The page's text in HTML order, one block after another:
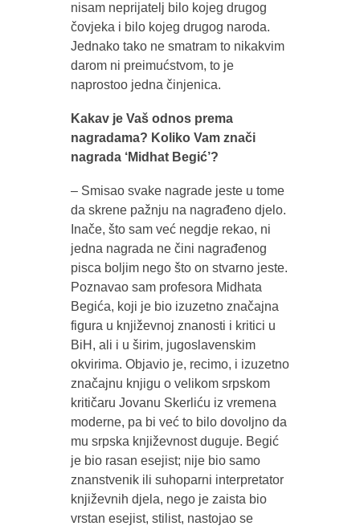
nisam neprijatelj bilo kojeg drugog
čovjeka i bilo kojeg drugog naroda.
Jednako tako ne smatram to nikakvim
darom ni preimućstvom, to je
naprostoo jedna činjenica.
Kakav je Vaš odnos prema
nagradama? Koliko Vam znači
nagrada ‘Midhat Begić’?
– Smisao svake nagrade jeste u tome
da skrene pažnju na nagrađeno djelo.
Inače, što sam već negdje rekao, ni
jedna nagrada ne čini nagrađenog
pisca boljim nego što on stvarno jeste.
Poznavao sam profesora Midhata
Begića, koji je bio izuzetno značajna
figura u književnoj znanosti i kritici u
BiH, ali i u širim, jugoslavenskim
okvirima. Objavio je, recimo, i izuzetno
značajnu knjigu o velikom srpskom
kritičaru Jovanu Skerliću iz vremena
moderne, pa bi već to bilo dovoljno da
mu srpska književnost duguje. Begić
je bio rasan esejist; nije bio samo
znanstvenik ili suhoparni interpretator
književnih djela, nego je zaista bio
vrstan esejist, stilist, nastojao se